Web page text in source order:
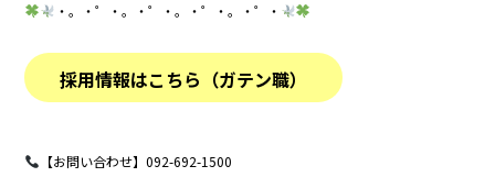
・。・゜・。・゜・。・゜・。・゜・
採用情報はこちら（ガテン職）
【お問い合わせ】092-692-1500